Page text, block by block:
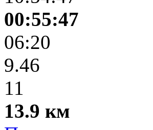
00:55:47
06:20
9.46
11
13.9 км